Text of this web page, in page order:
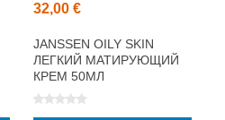
32,00 €
JANSSEN OILY SKIN
ЛЕГКИЙ МАТИРУЮЩИЙ
КРЕМ 50МЛ